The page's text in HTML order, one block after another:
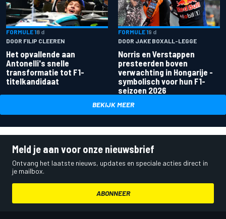
FORMULE 18 d
DOOR FILIP CLEEREN
Het opvallende aan
Antonelli's snelle
transformatie tot F1-
titelkandidaat
FORMULE 19 d
DOOR JAKE BOXALL-LEGGE
Norris en Verstappen
presteerden boven
verwachting in Hongarije -
symbolisch voor hun F1-
seizoen 2026
BEKIJK MEER
Meld je aan voor onze nieuwsbrief
Ontvang het laatste nieuws, updates en speciale acties direct in
je mailbox.
ABONNEER